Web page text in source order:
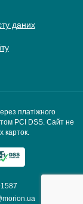
даних
платіжного
PCI DSS. Сайт не
карток.